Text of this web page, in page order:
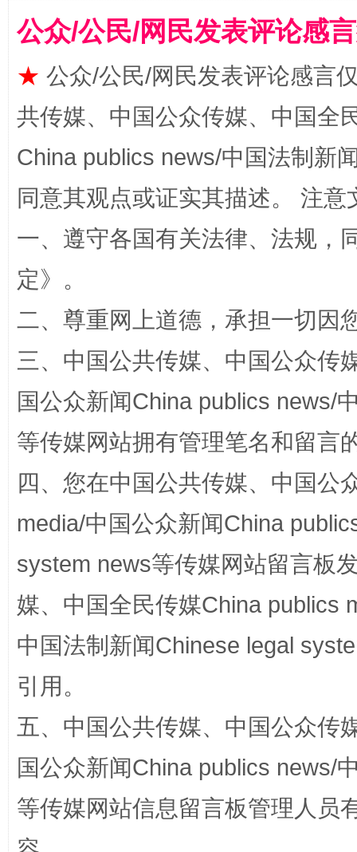
阿坝州三大球赛在茂县开幕 规模
国家大学科技园优化重塑工作
扯下公款旅游的“隐身衣” 如何以
公众/公民/网民发表评论感
★ 公众/公民/网民发表评论感言
共传媒、中国公众传媒、中国全
China publics news/中国法制新
同意其观点或证实其描述。 注
一、遵守各国有关法律、法规，
定》。
二、尊重网上道德，承担一切因
三、中国公共传媒、中国公众传
国公众新闻China publics news/
等传媒网站拥有管理笔名和留言
四、您在中国公共传媒、中国公
media/中国公众新闻China
system news等传媒网站留言板
媒、中国全民传媒China publics
中国法制新闻Chinese legal
引用。
五、中国公共传媒、中国公众传
国公众新闻China publics news/
等传媒网站信息留言板管理人员